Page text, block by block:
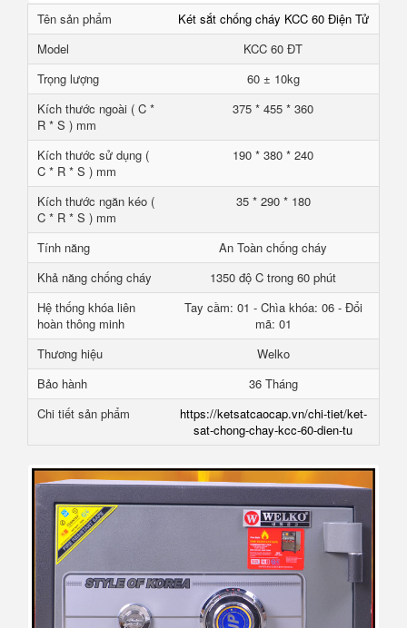
Tên sản phẩm
Két sắt chống cháy KCC 60 Điện Tử
Model
KCC 60 ĐT
Trọng lượng
60 ± 10kg
Kích thước ngoài ( C *
R * S ) mm
375 * 455 * 360
Kích thước sử dụng (
C * R * S ) mm
190 * 380 * 240
Kích thước ngăn kéo (
C * R * S ) mm
35 * 290 * 180
Tính năng
An Toàn chống cháy
Khả năng chống cháy
1350 độ C trong 60 phút
Hệ thống khóa liên
hoàn thông minh
Tay cầm: 01 - Chìa khóa: 06 - Đổi
mã: 01
Thương hiệu
Welko
Bảo hành
36 Tháng
Chi tiết sản phẩm
https://ketsatcaocap.vn/chi-tiet/ket-
sat-chong-chay-kcc-60-dien-tu